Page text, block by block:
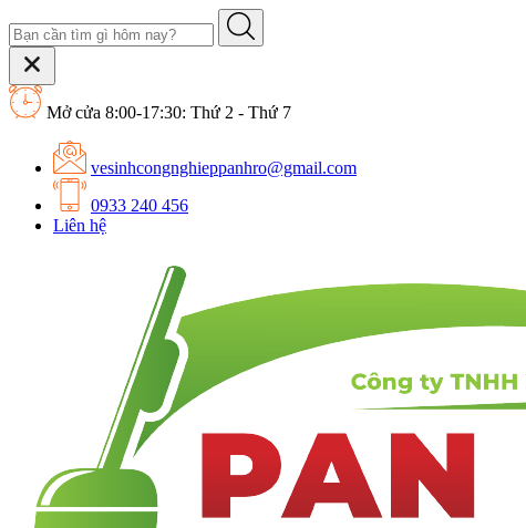
Mở cửa 8:00-17:30: Thứ 2 - Thứ 7
vesinhcongnghieppanhro@gmail.com
0933 240 456
Liên hệ